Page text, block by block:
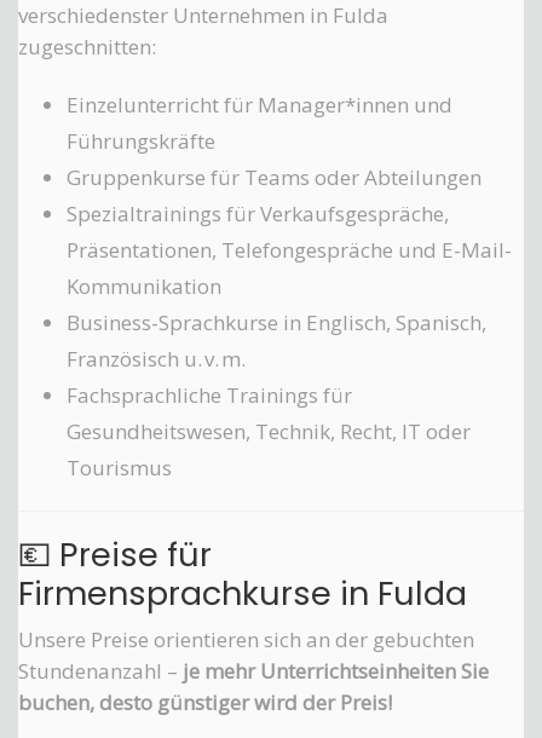
verschiedenster Unternehmen in Fulda
zugeschnitten:
Einzelunterricht für Manager*innen und
Führungskräfte
Gruppenkurse für Teams oder Abteilungen
Spezialtrainings für Verkaufsgespräche,
Präsentationen, Telefongespräche und E-Mail-
Kommunikation
Business-Sprachkurse in Englisch, Spanisch,
Französisch u. v. m.
Fachsprachliche Trainings für
Gesundheitswesen, Technik, Recht, IT oder
Tourismus
💶 Preise für
Firmensprachkurse in Fulda
Unsere Preise orientieren sich an der gebuchten
Stundenanzahl – je mehr Unterrichtseinheiten Sie
buchen, desto günstiger wird der Preis!